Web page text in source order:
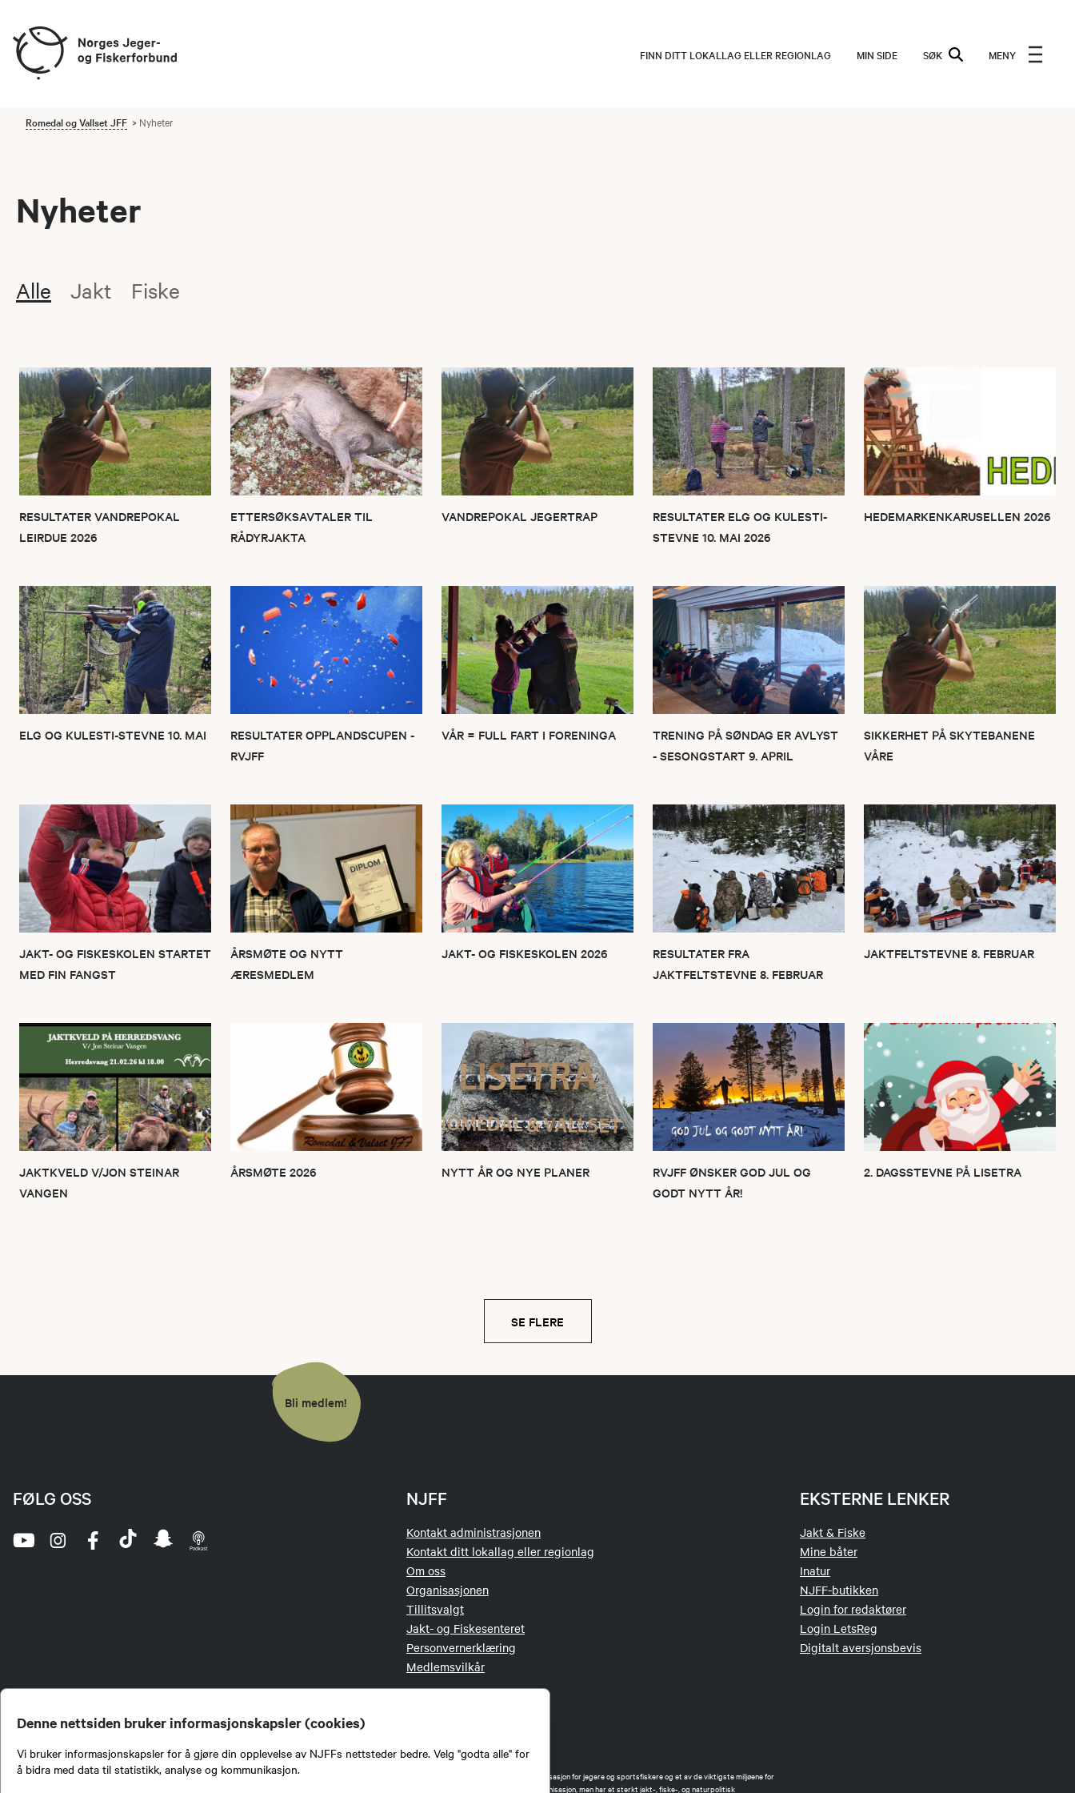
Denne nettsiden bruker informasjonskapsler (cookies)
Vi bruker informasjonskapsler for å gjøre din opplevelse av NJFFs nettsteder bedre. Velg "godta alle" for
å bidra med data til statistikk, analyse og kommunikasjon.
FINN DITT LOKALLAG ELLER REGIONLAG MIN SIDE SØK MENY
Romedal og Vallset JFF Nyheter
Nyheter
Alle Jakt Fiske
RESULTATER VANDREPOKAL
LEIRDUE 2026
ETTERSØKSAVTALER TIL
RÅDYRJAKTA
VANDREPOKAL JEGERTRAP
RESULTATER ELG OG KULESTI-
STEVNE 10. MAI 2026
HEDEMARKENKARUSELLEN 2026
ELG OG KULESTI-STEVNE 10. MAI
RESULTATER OPPLANDSCUPEN -
RVJFF
VÅR = FULL FART I FORENINGA
TRENING PÅ SØNDAG ER AVLYST
- SESONGSTART 9. APRIL
SIKKERHET PÅ SKYTEBANENE
VÅRE
JAKT- OG FISKESKOLEN STARTET
MED FIN FANGST
ÅRSMØTE OG NYTT
ÆRESMEDLEM
JAKT- OG FISKESKOLEN 2026
RESULTATER FRA
JAKTFELTSTEVNE 8. FEBRUAR
JAKTFELTSTEVNE 8. FEBRUAR
JAKTKVELD V/JON STEINAR
VANGEN
ÅRSMØTE 2026 NYTT ÅR OG NYE PLANER
RVJFF ØNSKER GOD JUL OG
GODT NYTT ÅR!
2. DAGSSTEVNE PÅ LISETRA
SE FLERE
Bli medlem!
NJFF
Kontakt administrasjonen
Kontakt ditt lokallag eller regionlag
Om oss
Organisasjonen
Tillitsvalgt
Jakt- og Fiskesenteret
Personvernerklæring
Medlemsvilkår
EKSTERNE LENKER
Jakt & Fiske
Mine båter
Inatur
NJFF-butikken
Login for redaktører
Login LetsReg
Digitalt aversjonsbevis
FØLG OSS
Norges Jeger- og Fiskerforbund (NJFF) er landets eneste landsdekkende organisasjon for jegere og sportsfiskere og et av de viktigste miljøene for
formidling av kunnskap om jakt og fiske i Norge. Vi er en partipolitisk nøytral organisasjon, men har et sterkt jakt-, fiske-, og naturpolitisk